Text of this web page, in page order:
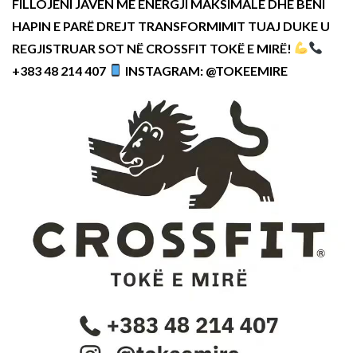
FILLOJENI JAVËN ME ENERGJI MAKSIMALE DHE BËNI
HAPIN E PARË DREJT TRANSFORMIMIT TUAJ DUKE U
REGJISTRUAR SOT NË CROSSFIT TOKË E MIRË!
+383 48 214 407
INSTAGRAM: @TOKEEMIRE